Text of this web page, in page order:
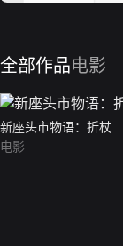
全部作品电影
新座头市物语：折杖
电影